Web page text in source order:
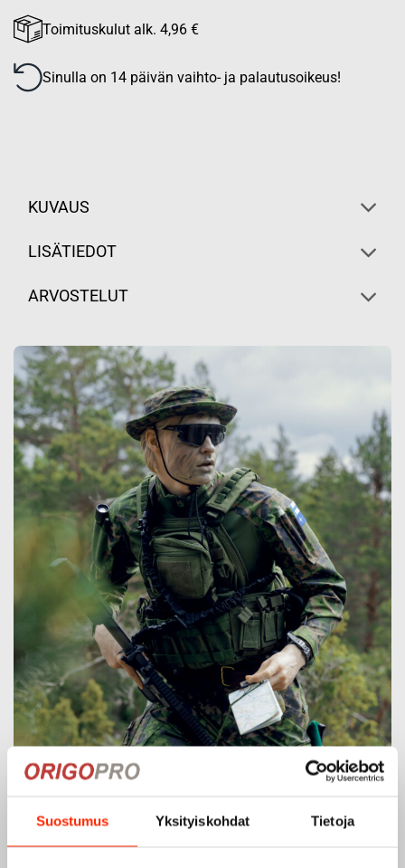
Suostumus Yksityiskohdat Tietoja
Toimituskulut alk. 4,96 €
Sinulla on 14 päivän vaihto- ja palautusoikeus!
KUVAUS
LISÄTIEDOT
ARVOSTELUT